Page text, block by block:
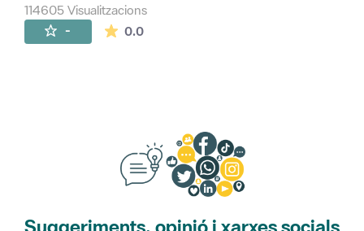
114605 Visualitzacions
- 0.0La mitjana de les valoracions és de 0